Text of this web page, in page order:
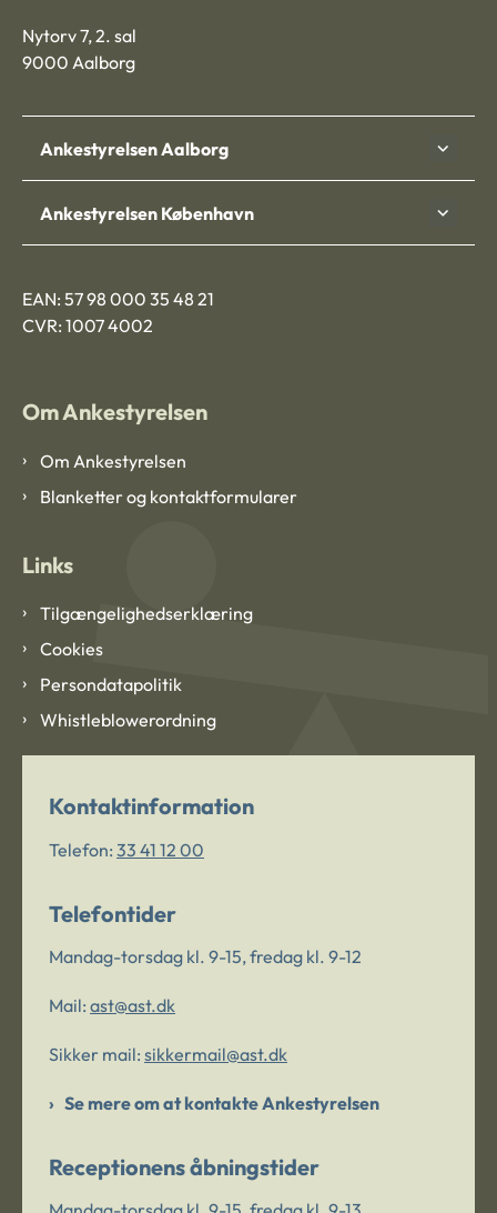
Nytorv 7, 2. sal
9000 Aalborg
Ankestyrelsen Aalborg
Ankestyrelsen København
EAN: 57 98 000 35 48 21
CVR: 1007 4002
Om Ankestyrelsen
Om Ankestyrelsen
Blanketter og kontaktformularer
Links
Tilgængelighedserklæring
Cookies
Persondatapolitik
Whistleblowerordning
Kontaktinformation
Telefon: 33 41 12 00
Telefontider
Mandag-torsdag kl. 9-15, fredag kl. 9-12
Mail: ast@ast.dk
Sikker mail: sikkermail@ast.dk
Se mere om at kontakte Ankestyrelsen
Receptionens åbningstider